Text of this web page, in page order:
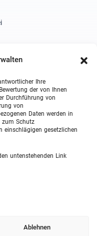
Ihre
der von Ihnen
Durchführung von
von
Daten werden in
zum Schutz
einschlägigen gesetzlichen
untenstehenden Link
Ablehnen